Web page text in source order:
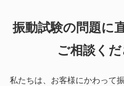
振動試験の問題に
ご相談くだ
私たちは、お客様にかわって